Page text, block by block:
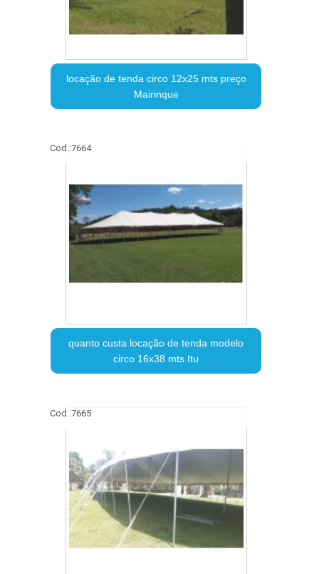
locação de tenda circo 12x25 mts preço
Mairinque
Cod.:7664
quanto custa locação de tenda modelo
circo 16x38 mts Itu
Cod.:7665